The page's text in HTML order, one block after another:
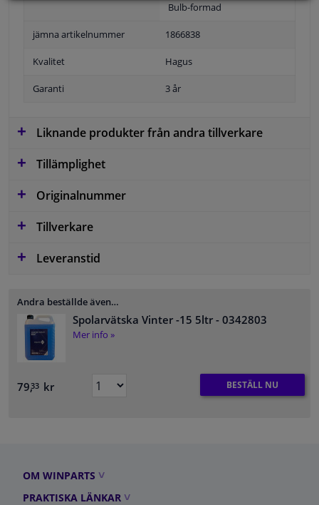
Bulb-formad
jämna artikelnummer 1866838
Kvalitet Hagus
Garanti 3 år
Liknande produkter från andra tillverkare
Tillämplighet
Originalnummer
Tillverkare
Leveranstid
Andra beställde även…
Spolarvätska Vinter -15 5ltr - 0342803
Mer info »
79,33 kr BESTÄLL NU
OM WINPARTS
PRAKTISKA LÄNKAR